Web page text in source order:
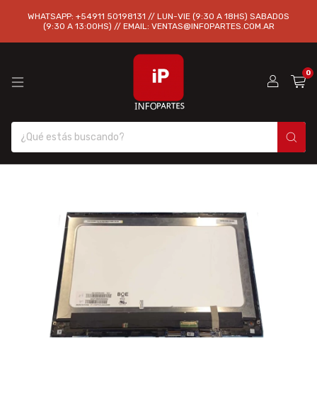
WHATSAPP: +54911 50198131 // LUN-VIE (9:30 A 18HS) SABADOS
(9:30 A 13:00HS) // EMAIL: VENTAS@INFOPARTES.COM.AR
0